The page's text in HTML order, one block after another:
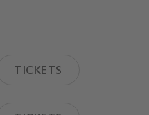
TICKETS